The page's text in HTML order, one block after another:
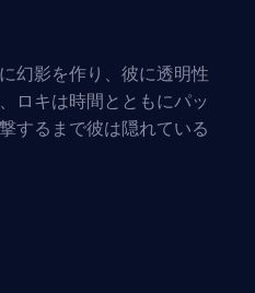
幻影を作り、彼に透明性
ロキは時間とともにパッ
するまで彼は隠れている